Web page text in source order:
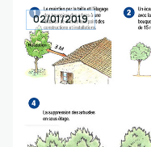
02/01/2019